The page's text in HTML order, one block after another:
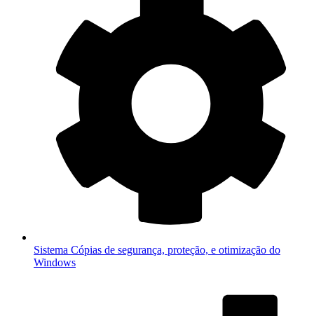
Sistema Cópias de segurança, proteção, e otimização do
Windows